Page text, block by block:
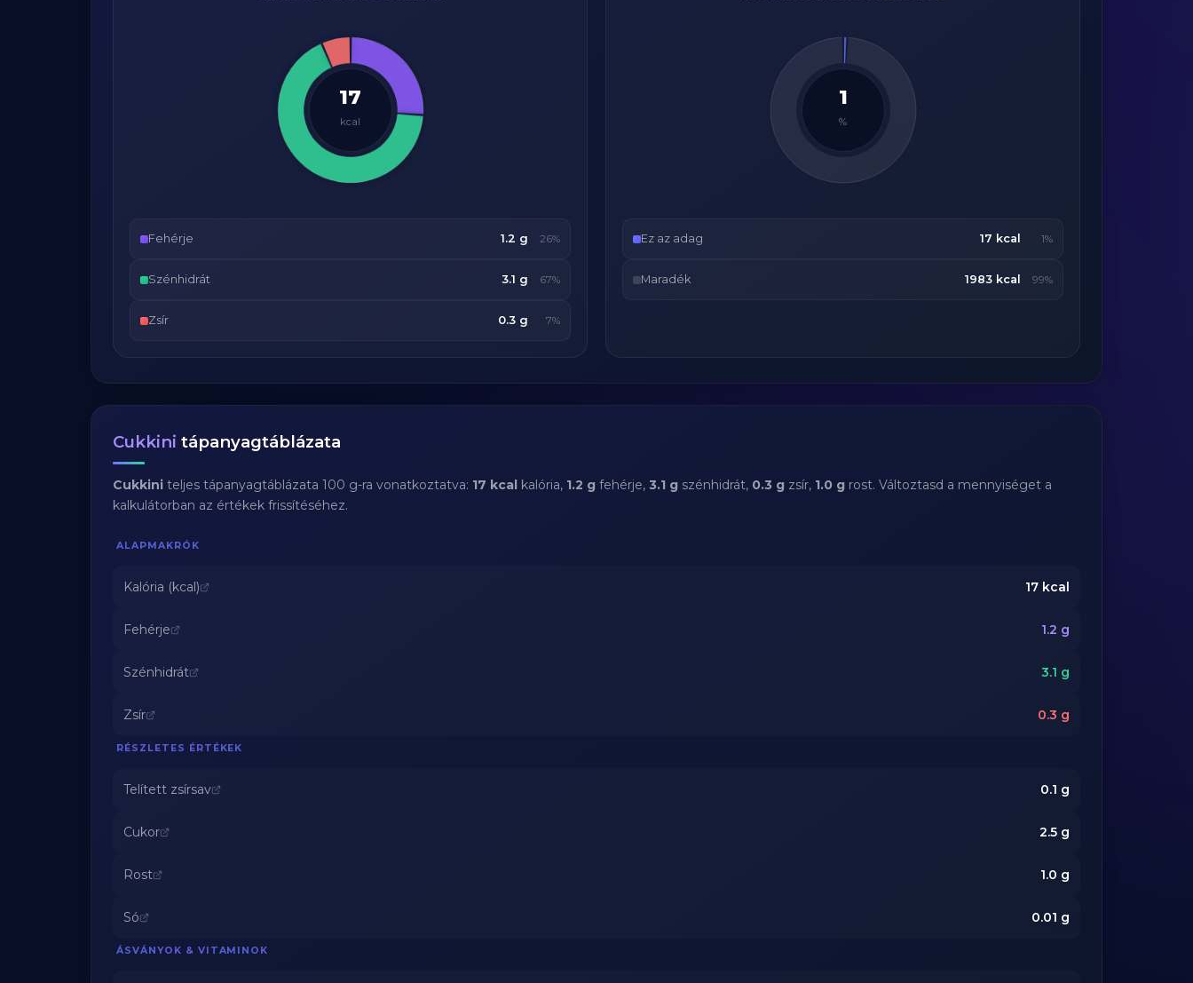
17
kcal
Fehérje 1.2 g 26%
Szénhidrát 3.1 g 67%
Zsír 0.3 g 7%
1
%
Ez az adag 17 kcal 1%
Maradék 1983 kcal 99%
Cukkini tápanyagtáblázata
Cukkini teljes tápanyagtáblázata 100 g-ra vonatkoztatva: 17 kcal kalória, 1.2 g fehérje, 3.1 g szénhidrát, 0.3 g zsír, 1.0 g rost. Változtasd a mennyiséget a
kalkulátorban az értékek frissítéséhez.
ALAPMAKRÓK
Kalória (kcal) 17 kcal
Fehérje 1.2 g
Szénhidrát 3.1 g
Zsír 0.3 g
RÉSZLETES ÉRTÉKEK
Telített zsírsav 0.1 g
Cukor 2.5 g
Rost 1.0 g
Só 0.01 g
ÁSVÁNYOK & VITAMINOK